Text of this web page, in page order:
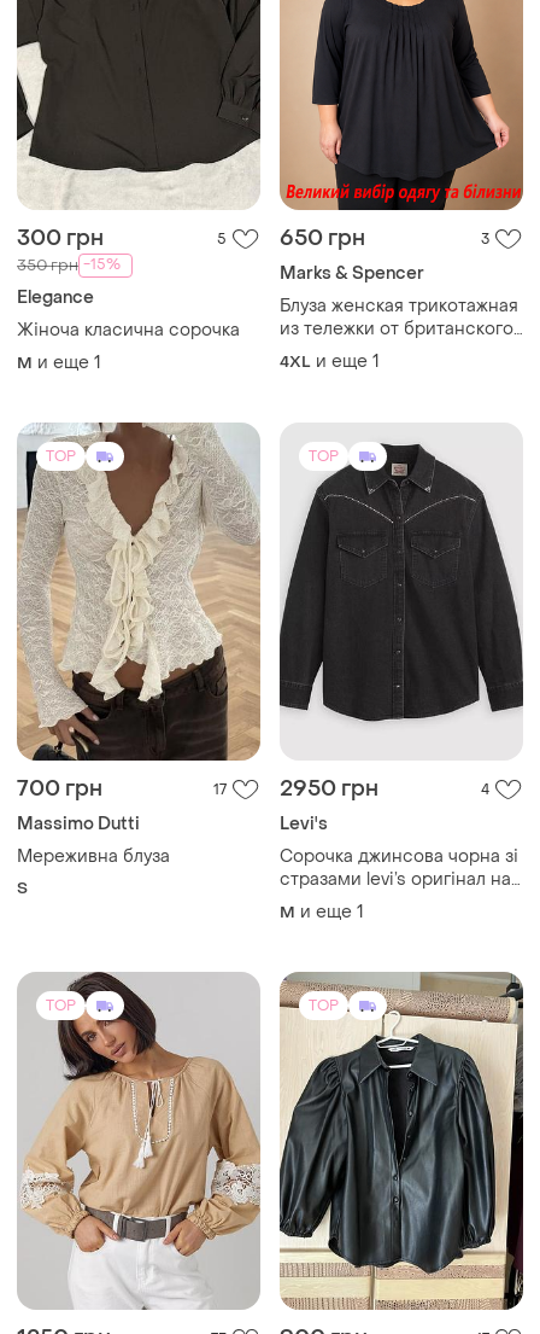
300 грн 5
350 грн -15%
Elegance
Жіноча класична сорочка
M и еще 1
650 грн 3
Marks & Spencer
Блуза женская трикотажная
из тележки от британского
бренда marks &amp;
spencer размер 22💞
4XL и еще 1
TOP
700 грн 17
Massimo Dutti
Мереживна блуза
S
TOP
2950 грн 4
Levi's
Сорочка джинсова чорна зі
стразами levi’s оригінал на
м-л
M и еще 1
TOP TOP